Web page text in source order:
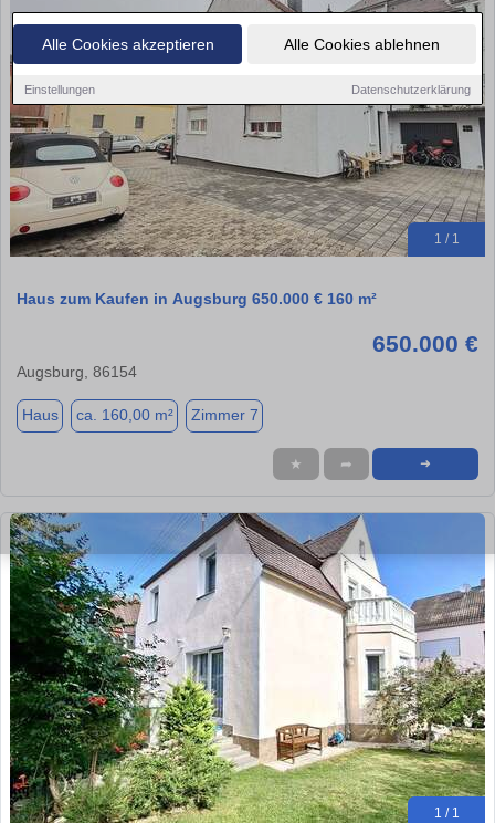
Alle Cookies akzeptieren Alle Cookies ablehnen
Einstellungen Datenschutzerklärung
1 / 1
Haus zum Kaufen in Augsburg 650.000 € 160 m²
650.000 €
Augsburg, 86154
Haus ca. 160,00 m² Zimmer 7
★ ➦ ➜
1 / 1